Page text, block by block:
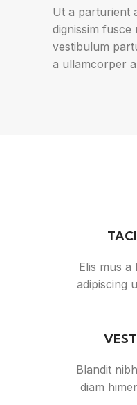
Ut a parturient
dignissim fusce
vestibulum
a ullamcorper
Elis mus a
adipiscing
Blandit
diam